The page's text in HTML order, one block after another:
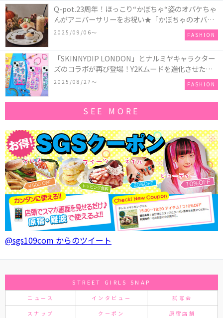
Q-pot.23周年！ほっこり“かぼちゃ“姿のオバケちゃ
んがアニバーサリーをお祝い★「かぼちゃのオバケ
ーキアクセサリー」が新発売！Q-pot CAFE.では
「かぼちゃのオバケーキプレート」も登場
2025/09/06〜 FASHION
「SKINNYDIP LONDON」とナルミヤキャラクター
ズのコラボが再び登場！Y2Kムードを進化させた新
作コレクションを発売♪
2025/08/27〜 FASHION
SEE MORE
@sgs109com からのツイート
STREET GIRLS SNAP
ニュース インタビュー 試写会
スナップ クーポン 原宿店舗